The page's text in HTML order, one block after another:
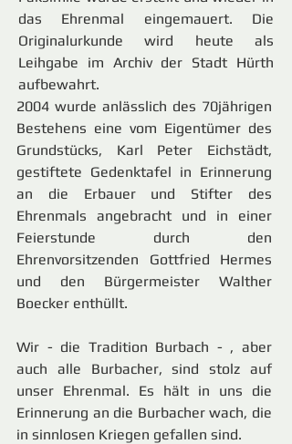
das Ehrenmal eingemauert. Die
Originalurkunde wird heute als
Leihgabe im Archiv der Stadt Hürth
aufbewahrt.
2004 wurde anlässlich des 70jährigen
Bestehens eine vom Eigentümer des
Grundstücks, Karl Peter Eichstädt,
gestiftete Gedenktafel in Erinnerung
an die Erbauer und Stifter des
Ehrenmals angebracht und in einer
Feierstunde durch den
Ehrenvorsitzenden Gottfried Hermes
und den Bürgermeister Walther
Boecker enthüllt.
Wir - die Tradition Burbach - , aber
auch alle Burbacher, sind stolz auf
unser Ehrenmal. Es hält in uns die
Erinnerung an die Burbacher wach, die
in sinnlosen Kriegen gefallen sind.